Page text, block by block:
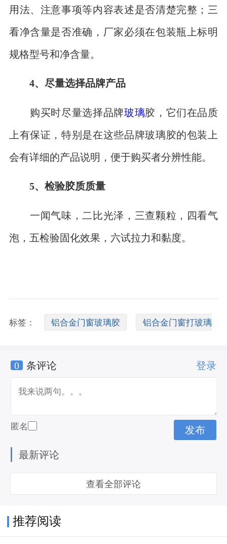
用法、注意事项等内容表述是否清楚完整；三
看净含量是否准确，厂家必须在包装瓶上标明
规格型号和净含量。
4、尽量选择品牌产品
购买时尽量选择品牌玻璃 胶，它们在品质
上有保证，特别是在这些品牌玻璃胶的包装上
会有详细的产品说明，便于购买者分辨性能。
5、检验胶质质量
一闻气味，二比光泽，三查颗粒，四看气
泡，五检验固化效果，六试拉力和黏度。
标签： 铝合金门窗玻璃胶 铝合金门窗打玻璃
胶 铝合金门窗密封胶条
0 条评论 登录
匿名
最新评论
查看全部评论
推荐阅读